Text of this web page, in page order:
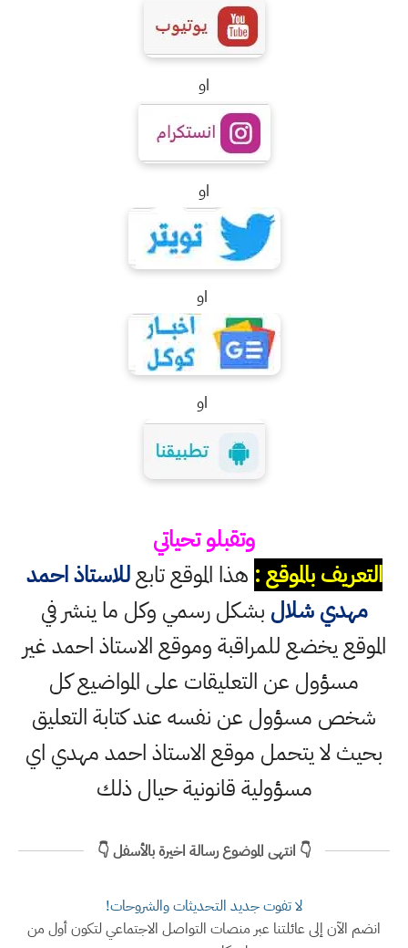
او
او
او
او
وتقبلو تحياتي
التعريف بالموقع : هذا الموقع تابعللاستاذ احمد
مهدي شلال بشكل رسمي وكل ما ينشر في
الموقع يخضع للمراقبة وموقع الاستاذ احمد غير
مسؤول عن التعليقات على المواضيع كل
شخص مسؤول عن نفسه عند كتابة التعليق
بحيث لا يتحمل موقع الاستاذ احمد مهدي اي
مسؤولية قانونية حيال ذلك
👇 انتهى الموضوع رسالة اخيرة بالأسفل 👇
لا تفوت جديد التحديثات والشروحات!
انضم الآن إلى عائلتنا عبر منصات التواصل الاجتماعي لتكون أول من